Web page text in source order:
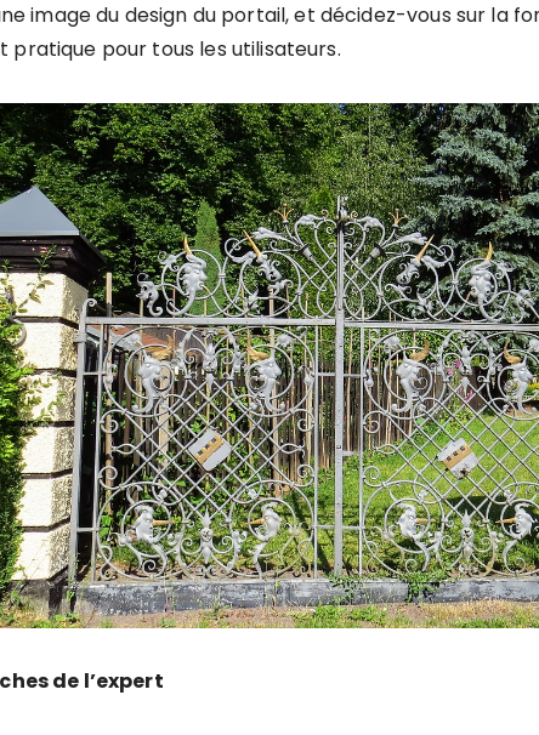
image du design du portail, et décidez-vous sur la
pratique pour tous les utilisateurs.
de l’expert